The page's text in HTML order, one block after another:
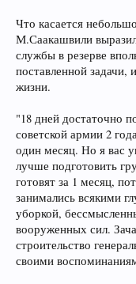
Что касается
М.Саакашвили
службы в резерве
поставленной задачи,
жизни.
"18 дней достаточно
советской армии 2
один месяц. Но я вас
лучше подготовить
готовят за 1 месяц,
занимались всякими
уборкой,
вооруженных сил.
строительство
своими